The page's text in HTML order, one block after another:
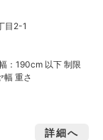
目2-1
：190cm 以下 制限
幅 重さ
詳細へ